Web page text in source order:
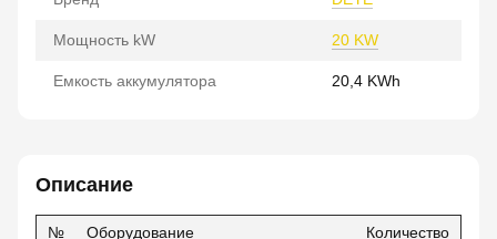
Мощность kW 20 KW
Емкость аккумулятора 20,4 KWh
Описание
№ Оборудование Количество